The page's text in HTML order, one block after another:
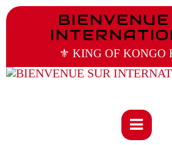
⚜️ KING OF KONGO